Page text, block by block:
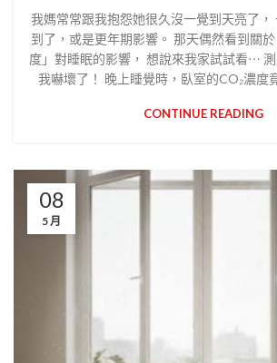
我媽常常跟我抱怨她很久沒一覺到天亮了，
到了，或是更年期影響。 那天偶然看到關
度」對睡眠的影響， 想說來我家試試看⋯
我嚇壞了！ 晚上睡覺時，臥室的CO₂濃度
CONTINUE READING
08
5 月